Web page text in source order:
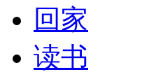
回家
读书